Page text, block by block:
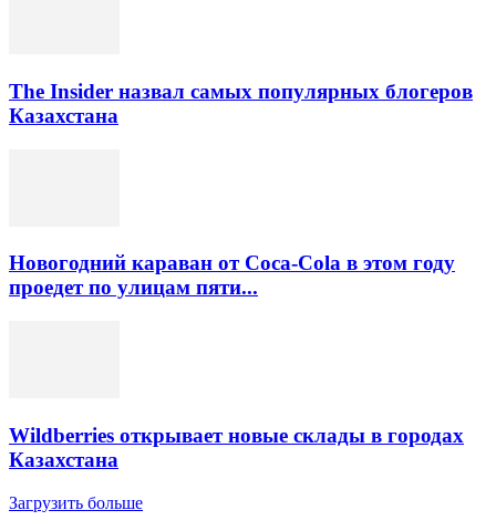
The Insider назвал самых популярных блогеров
Казахстана
Новогодний караван от Coca-Cola в этом году
проедет по улицам пяти...
Wildberries открывает новые склады в городах
Казахстана
Загрузить больше